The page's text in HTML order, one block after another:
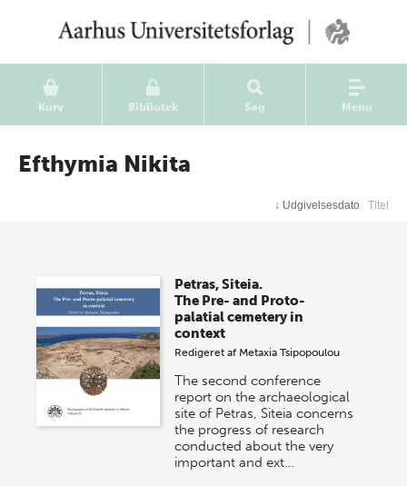
Kurv Bibliotek Søg Menu
Efthymia Nikita
↓ Udgivelsesdato Titel
Petras, Siteia.
The Pre- and Proto-
palatial cemetery in
context
Redigeret af Metaxia Tsipopoulou
The second conference
report on the archaeological
site of Petras, Siteia concerns
the progress of research
conducted about the very
important and ext…